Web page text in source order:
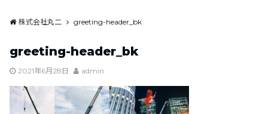
株式会社丸二 greeting-header_bk
greeting-header_bk
2021年6月28日 admin